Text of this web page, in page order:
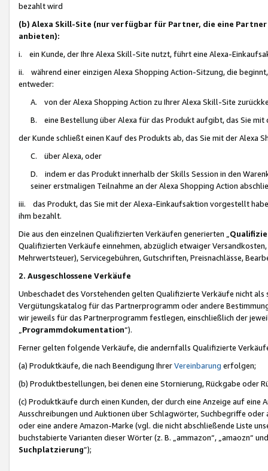
bezahlt wird
(b) Alexa Skill-Site (nur verfügbar für Partner, die eine
anbieten):
i. ein Kunde, der Ihre Alexa Skill-Site nutzt, führt eine Alexa-
ii. während einer einzigen Alexa Shopping Action-Sitzung, die
entweder:
A. von der Alexa Shopping Action zu Ihrer Alexa Skill-Site
B. eine Bestellung über Alexa für das Produkt aufgibt, das Sie mit
der Kunde schließt einen Kauf des Produkts ab, das Sie mit der Alexa
C. über Alexa, oder
D. indem er das Produkt innerhalb der Skills Session in den
seiner erstmaligen Teilnahme an der Alexa Shopping Action
iii. das Produkt, das Sie mit der Alexa-Einkaufsaktion vorgestellt
ihm bezahlt.
Die aus den einzelnen Qualifizierten Verkäufen generierten „
Qualifizierten Verkäufe einnehmen, abzüglich etwaiger
Mehrwertsteuer), Servicegebühren, Gutschriften, Preisnachlässe,
2. Ausgeschlossene Verkäufe
Unbeschadet des Vorstehenden gelten Qualifizierte Verkäufe nicht
Vergütungskatalog für das Partnerprogramm oder andere
wir jeweils für das Partnerprogramm festlegen, einschließlich der
Programmdokumentation“).
Ferner gelten folgende Verkäufe, die andernfalls Qualifizierte
(a) Produktkäufe, die nach Beendigung IhrerVereinbarung erfolgen;
(b) Produktbestellungen, bei denen eine Stornierung, Rückgabe oder
(c) Produktkäufe durch einen Kunden, der durch eine Anzeige auf
Ausschreibungen und Auktionen über Schlagwörter, Suchbegriffe
oder eine andere Amazon-Marke (vgl. die nicht abschließende Liste
buchstabierte Varianten dieser Wörter (z. B. „ammazon“, „amaozn“
Suchplatzierung”);